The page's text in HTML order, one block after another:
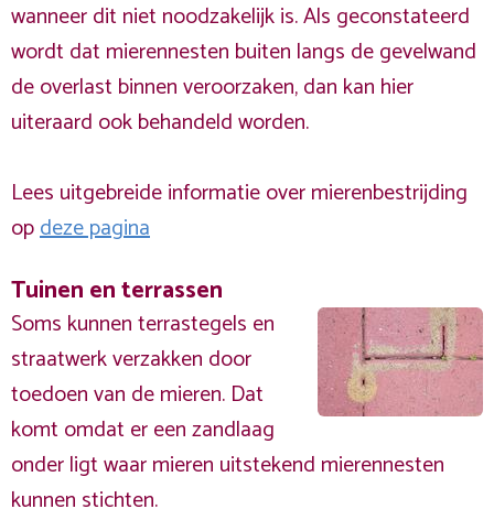
wanneer dit niet noodzakelijk is. Als geconstateerd
wordt dat mierennesten buiten langs de gevelwand
de overlast binnen veroorzaken, dan kan hier
uiteraard ook behandeld worden.
Lees uitgebreide informatie over mierenbestrijding
opdeze pagina
Tuinen en terrassen
Soms kunnen terrastegels en
straatwerk verzakken door
toedoen van de mieren. Dat
komt omdat er een zandlaag
onder ligt waar mieren uitstekend mierennesten
kunnen stichten.